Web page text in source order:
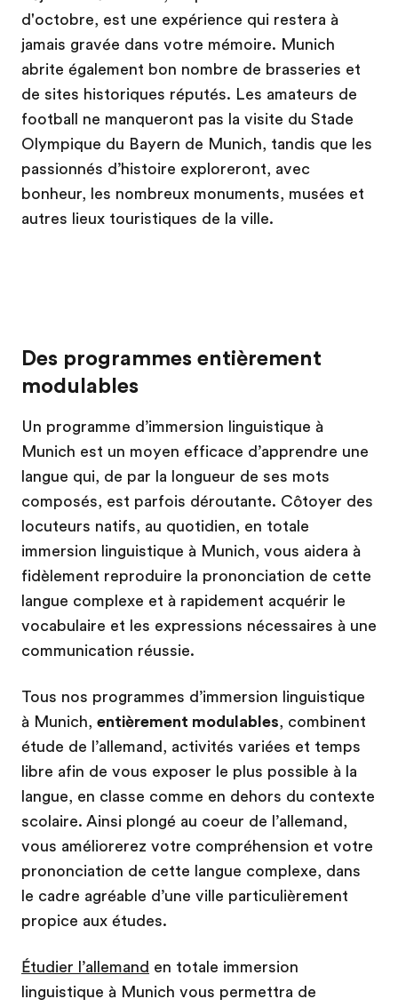
d'octobre, est une expérience qui restera à
jamais gravée dans votre mémoire. Munich
abrite également bon nombre de brasseries et
de sites historiques réputés. Les amateurs de
football ne manqueront pas la visite du Stade
Olympique du Bayern de Munich, tandis que les
passionnés d’histoire exploreront, avec
bonheur, les nombreux monuments, musées et
autres lieux touristiques de la ville.
Des programmes entièrement
modulables
Un programme d’immersion linguistique à
Munich est un moyen efficace d’apprendre une
langue qui, de par la longueur de ses mots
composés, est parfois déroutante. Côtoyer des
locuteurs natifs, au quotidien, en totale
immersion linguistique à Munich, vous aidera à
fidèlement reproduire la prononciation de cette
langue complexe et à rapidement acquérir le
vocabulaire et les expressions nécessaires à une
communication réussie.
Tous nos programmes d’immersion linguistique
à Munich, entièrement modulables, combinent
étude de l’allemand, activités variées et temps
libre afin de vous exposer le plus possible à la
langue, en classe comme en dehors du contexte
scolaire. Ainsi plongé au coeur de l’allemand,
vous améliorerez votre compréhension et votre
prononciation de cette langue complexe, dans
le cadre agréable d’une ville particulièrement
propice aux études.
Étudier l’allemand en totale immersion
linguistique à Munich vous permettra de